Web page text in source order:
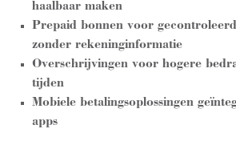
haalbaar maken
Prepaid bonnen voor
zonder rekeninginformatie
Overschrijvingen voor hogere
tijden
Mobiele betalingsoplossingen
apps